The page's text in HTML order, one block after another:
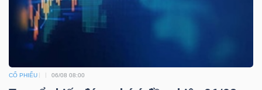
CỔ PHIẾU 06/08 08:00